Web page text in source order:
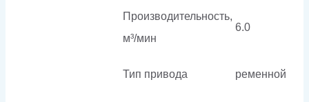
Производительность,
м³/мин
6.0
Тип привода ременной